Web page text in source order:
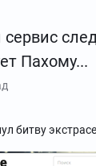
Пахому...
битву